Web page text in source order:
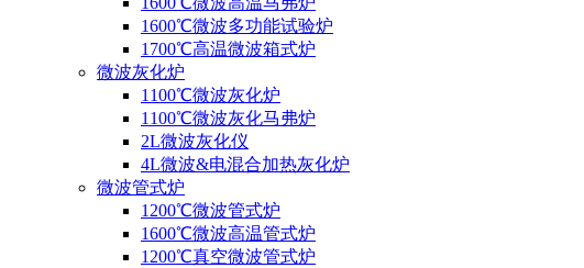
1600℃微波多功能试验炉
1700℃高温微波箱式炉
微波灰化炉
1100℃微波灰化炉
1100℃微波灰化马弗炉
2L微波灰化仪
4L微波&电混合加热灰化炉
微波管式炉
1200℃微波管式炉
1600℃微波高温管式炉
1200℃真空微波管式炉